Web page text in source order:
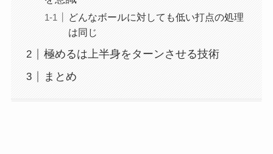
どんなボールに対しても低い打点の処理
は同じ
極めるは上半身をターンさせる技術
まとめ